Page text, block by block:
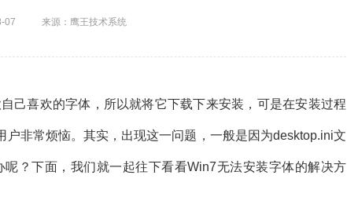
07 来源：鹰王技术系统
喜欢的字体，所以就将它下载下来安装，可是在安装过程
非常烦恼。其实，出现这一问题，一般是因为desktop.ini文
？下面，我们就一起往下看看Win7无法安装字体的解决方